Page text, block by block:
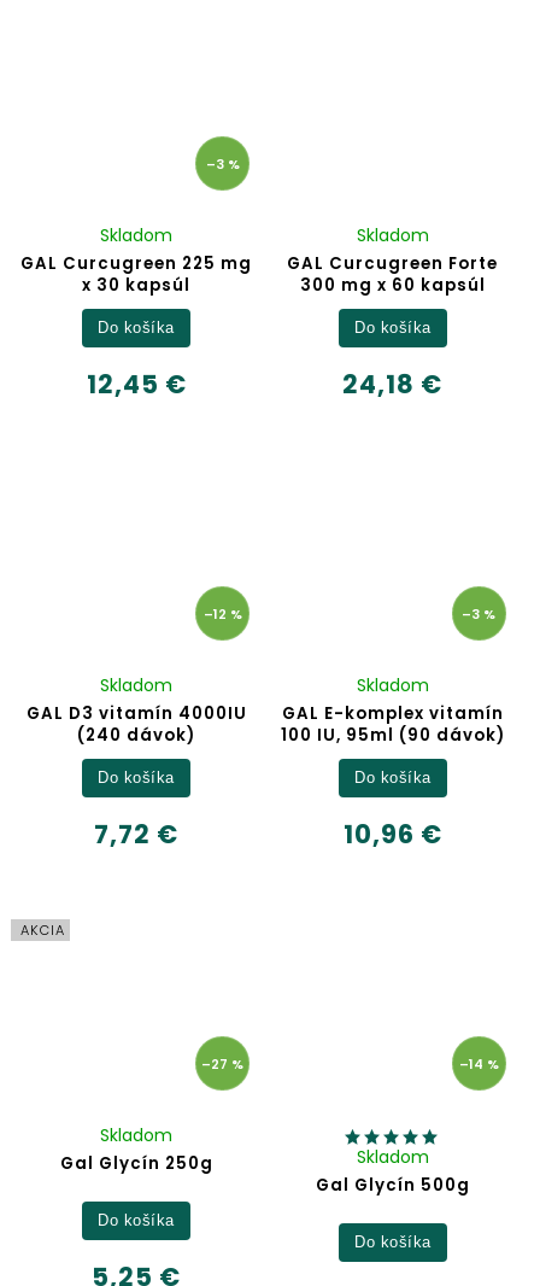
–3 %
GAL Curcugreen 225 mg
x 30 kapsúl
Skladom
12,45 €
Do košíka
GAL Curcugreen Forte
300 mg x 60 kapsúl
Skladom
24,18 €
Do košíka
–12 %
GAL D3 vitamín 4000IU
(240 dávok)
Skladom
7,72 €
Do košíka
–3 %
GAL E-komplex vitamín
100 IU, 95ml (90 dávok)
Skladom
10,96 €
Do košíka
AKCIA
–27 %
Gal Glycín 250g
Skladom
5,25 €
Do košíka
–14 %
Gal Glycín 500g
Skladom
Do košíka